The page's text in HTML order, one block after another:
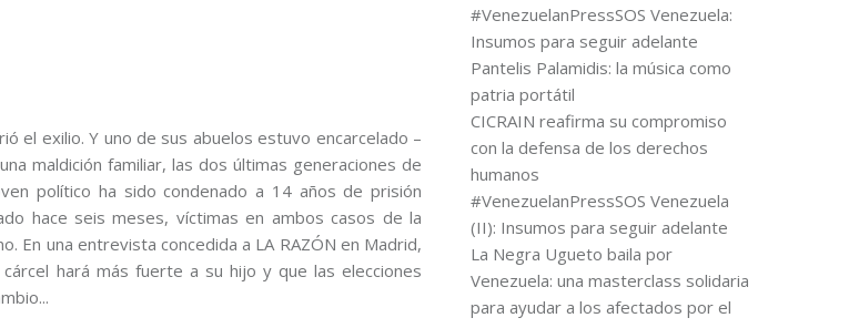
el exilio. Y uno de sus abuelos estuvo encarcelado –
maldición familiar, las dos últimas generaciones de
político ha sido condenado a 14 años de prisión
hace seis meses, víctimas en ambos casos de la
En una entrevista concedida a LA RAZÓN en Madrid,
hará más fuerte a su hijo y que las elecciones
#VenezuelanPressSOS Venezuela:
Insumos para seguir adelante
Pantelis Palamidis: la música como
patria portátil
CICRAIN reafirma su compromiso
con la defensa de los derechos
humanos
#VenezuelanPressSOS Venezuela
(II): Insumos para seguir adelante
La Negra Ugueto baila por
Venezuela: una masterclass solidaria
para ayudar a los afectados por el